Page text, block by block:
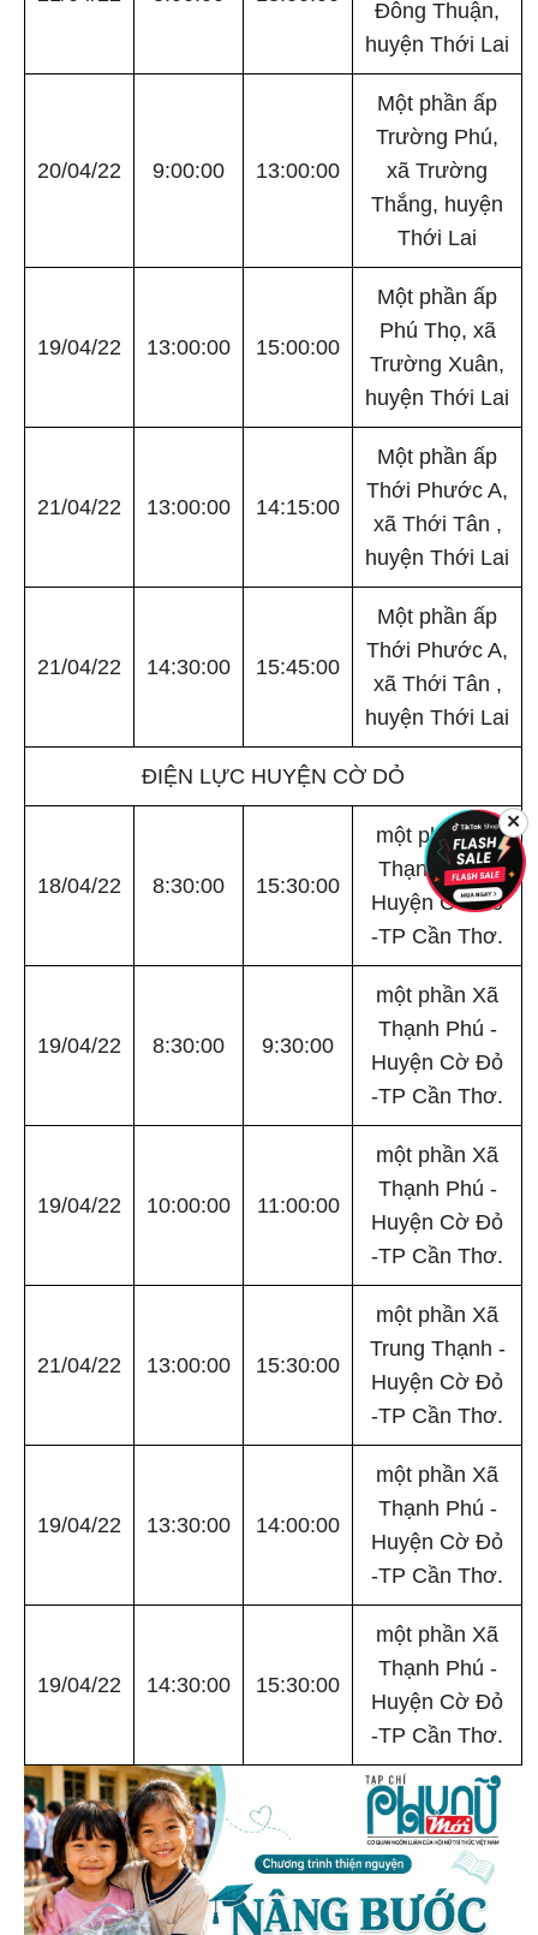
Đông Thuận,
huyện Thới Lai
20/04/22 9:00:00 13:00:00
Một phần ấp
Trường Phú,
xã Trường
Thắng, huyện
Thới Lai
19/04/22 13:00:00 15:00:00
Một phần ấp
Phú Thọ, xã
Trường Xuân,
huyện Thới Lai
21/04/22 13:00:00 14:15:00
Một phần ấp
Thới Phước A,
xã Thới Tân ,
huyện Thới Lai
21/04/22 14:30:00 15:45:00
Một phần ấp
Thới Phước A,
xã Thới Tân ,
huyện Thới Lai
ĐIỆN LỰC HUYỆN CỜ DỎ
18/04/22 8:30:00 15:30:00
một phần Xã
Thạnh Phú -
Huyện Cờ Đỏ
-TP Cần Thơ.
19/04/22 8:30:00 9:30:00
một phần Xã
Thạnh Phú -
Huyện Cờ Đỏ
-TP Cần Thơ.
19/04/22 10:00:00 11:00:00
một phần Xã
Thạnh Phú -
Huyện Cờ Đỏ
-TP Cần Thơ.
21/04/22 13:00:00 15:30:00
một phần Xã
Trung Thạnh -
Huyện Cờ Đỏ
-TP Cần Thơ.
19/04/22 13:30:00 14:00:00
một phần Xã
Thạnh Phú -
Huyện Cờ Đỏ
-TP Cần Thơ.
19/04/22 14:30:00 15:30:00
một phần Xã
Thạnh Phú -
Huyện Cờ Đỏ
-TP Cần Thơ.
✕